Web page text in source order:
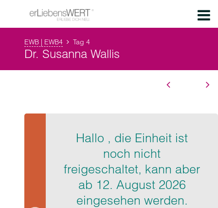
EWB | EWB4 Tag 4
Dr. Susanna Wallis
Hallo , die Einheit ist
noch nicht
freigeschaltet, kann aber
ab 12. August 2026
eingesehen werden.